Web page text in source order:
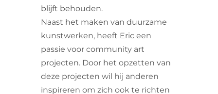
blijft behouden.
Naast het maken van duurzame
kunstwerken, heeft Eric een
passie voor community art
projecten. Door het opzetten van
deze projecten wil hij anderen
inspireren om zich ook te richten